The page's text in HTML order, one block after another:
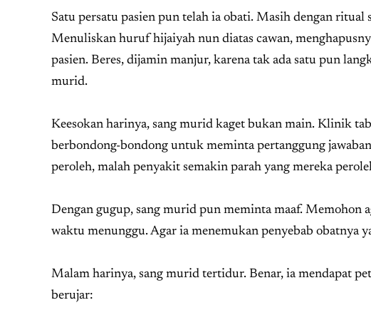
Satu persatu pasien pun telah ia obati. Masih dengan
Menuliskan huruf hijaiyah nun diatas cawan,
pasien. Beres, dijamin manjur, karena tak ada satu pun
murid.
Keesokan harinya, sang murid kaget bukan main. Klinik
berbondong-bondong untuk meminta pertanggung
peroleh, malah penyakit semakin parah yang mereka
Dengan gugup, sang murid pun meminta maaf.
waktu menunggu. Agar ia menemukan penyebab obatnya
Malam harinya, sang murid tertidur. Benar, ia mendapat
berujar: